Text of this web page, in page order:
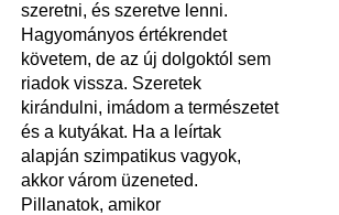
szeretni, és szeretve lenni.
Hagyományos értékrendet
követem, de az új dolgoktól sem
riadok vissza. Szeretek
kirándulni, imádom a természetet
és a kutyákat. Ha a leírtak
alapján szimpatikus vagyok,
akkor várom üzeneted.
Pillanatok, amikor